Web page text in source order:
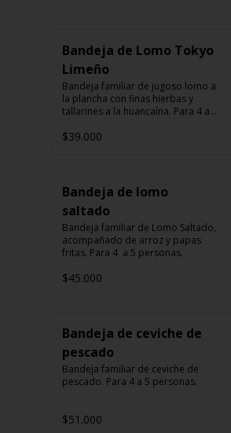
Bandeja de Lomo Tokyo
Limeño
Bandeja familiar de jugoso lomo a
la plancha con finas hierbas y
tallarines a la huancaína. Para 4 a 5
$39.000
Bandeja de lomo
saltado
Bandeja familiar de Lomo Saltado,
acompañado de arroz y papas
fritas. Para 4  a 5 personas.
$45.000
Bandeja de ceviche de
pescado
Bandeja familiar de ceviche de
pescado. Para 4 a 5 personas.
$51.000